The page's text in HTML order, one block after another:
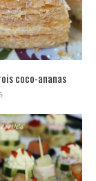
coco-ananas